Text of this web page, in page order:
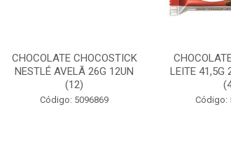
CHOCOLATE CHOCOSTICK
NESTLÉ AVELÃ 26G 12UN
(12)
Código: 5096869
LEITE 41,5G
Código: